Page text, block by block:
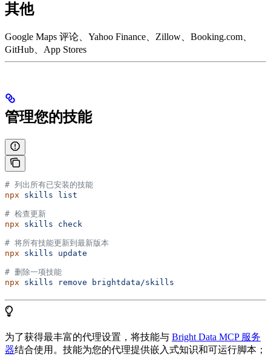
其他
Google Maps 评论、Yahoo Finance、Zillow、Booking.com、
GitHub、App Stores
管理您的技能
# 列出所有已安装的技能
npx skills list
# 检查更新
npx skills check
# 将所有技能更新到最新版本
npx skills update
# 删除一项技能
npx skills remove brightdata/skills
为了获得最丰富的代理设置，将技能与 Bright Data MCP 服务
器结合使用。技能为您的代理提供嵌入式知识和可运行脚本；